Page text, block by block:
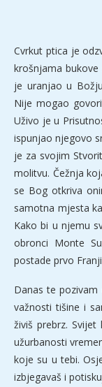
Cvrkut ptica je
krošnjama
je uranjao u
Nije mogao
Uživo je u
ispunjao njegovo
je za svojim
molitvu. Čežnja
se Bog otkriva
samotna mjesta
Kako bi u njemu
obronci Monte
postade prvo
Danas te
važnosti tišine i
živiš prebrz.
užurbanosti
koje su u tebi.
izbjegavaš i